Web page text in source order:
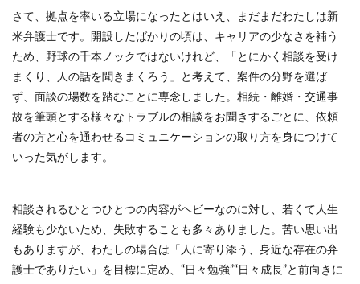
さて、拠点を率いる立場になったとはいえ、まだまだわたしは新
米弁護士です。開設したばかりの頃は、キャリアの少なさを補う
ため、野球の千本ノックではないけれど、「とにかく相談を受け
まくり、人の話を聞きまくろう」と考えて、案件の分野を選ば
ず、面談の場数を踏むことに専念しました。相続・離婚・交通事
故を筆頭とする様々なトラブルの相談をお聞きするごとに、依頼
者の方と心を通わせるコミュニケーションの取り方を身につけて
いった気がします。
相談されるひとつひとつの内容がヘビーなのに対し、若くて人生
経験も少ないため、失敗することも多々ありました。苦い思い出
もありますが、わたしの場合は「人に寄り添う、身近な存在の弁
護士でありたい」を目標に定め、“日々勉強”“日々成長”と前向きに